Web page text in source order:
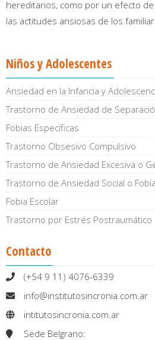
hereditarios, como por un efecto
las actitudes ansiosas de los
Niños y Adolescentes
Ansiedad en la Infancia y
Trastorno de Ansiedad de
Fobias Específicas
Trastorno Obsesivo Compulsivo
Trastorno de Ansiedad Excesiva o
Trastorno de Ansiedad Social o
Fobia Escolar
Trastorno por Estrés Postraumático
Contacto
(+54 9 11) 4076-6339
info@institutosincronia.com.ar
intitutosincronia.com.ar
Sede Belgrano: